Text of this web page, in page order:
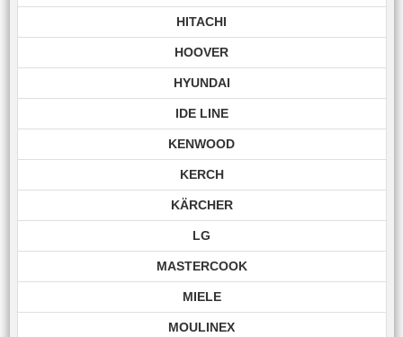
HITACHI
HOOVER
HYUNDAI
IDE LINE
KENWOOD
KERCH
KÄRCHER
LG
MASTERCOOK
MIELE
MOULINEX